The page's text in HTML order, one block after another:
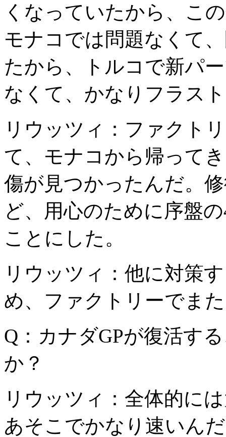
くなっていたから、こ
モナコでは問題なくて
たから、トルコで新パ
なくて、かなりフラス
リウッツィ：ファクト
て、モナコから帰って
傷が見つかったんだ。
ど、用心のために序盤
ことにした。
リウッツィ：他に対策
め、ファクトリーでま
Q：カナダGPが復活す
か？
リウッツィ：全体的に
あそこでかなり速いん